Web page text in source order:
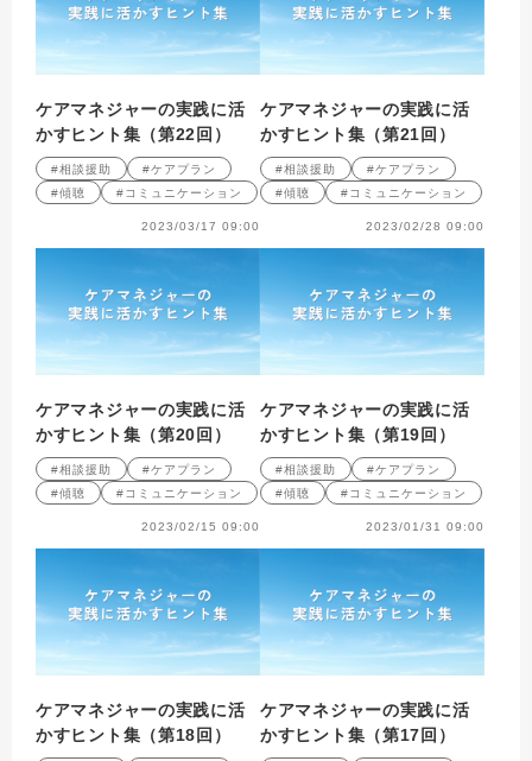
ケアマネジャーの実践に活
かすヒント集（第22回）
#相談援助
#ケアプラン
#傾聴
#コミュニケーション
2023/03/17 09:00
ケアマネジャーの実践に活
かすヒント集（第21回）
#相談援助
#ケアプラン
#傾聴
#コミュニケーション
2023/02/28 09:00
ケアマネジャーの実践に活
かすヒント集（第20回）
#相談援助
#ケアプラン
#傾聴
#コミュニケーション
2023/02/15 09:00
ケアマネジャーの実践に活
かすヒント集（第19回）
#相談援助
#ケアプラン
#傾聴
#コミュニケーション
2023/01/31 09:00
ケアマネジャーの実践に活
かすヒント集（第18回）
ケアマネジャーの実践に活
かすヒント集（第17回）